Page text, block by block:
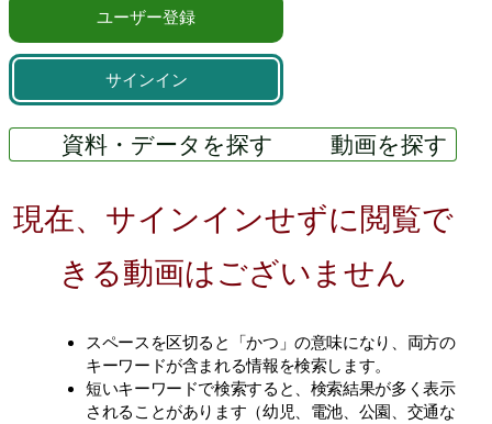
ユーザー登録
サインイン
資料・データを探す 動画を探す
現在、サインインせずに閲覧で
きる動画はございません
スペースを区切ると「かつ」の意味になり、両方の
キーワードが含まれる情報を検索します。
短いキーワードで検索すると、検索結果が多く表示
されることがあります（幼児、電池、公園、交通な